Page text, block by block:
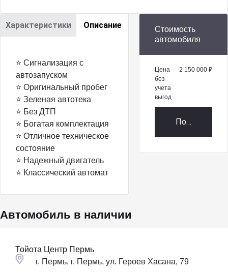
Характеристики Описание
⭐ Сигнализация с
автозапуском
⭐ Оригинальный пробег
⭐ Зеленая автотека
⭐ Без ДТП
⭐ Богатая комплектация
⭐ Отличное техническое
состояние
⭐ Надежный двигатель
⭐ Классический автомат
Стоимость
автомобиля
Цена
без
учета
выгод
2 150 000 ₽
Получить
Автомобиль в наличии
Тойота Центр Пермь
г. Пермь, г. Пермь, ул. Героев Хасана, 79